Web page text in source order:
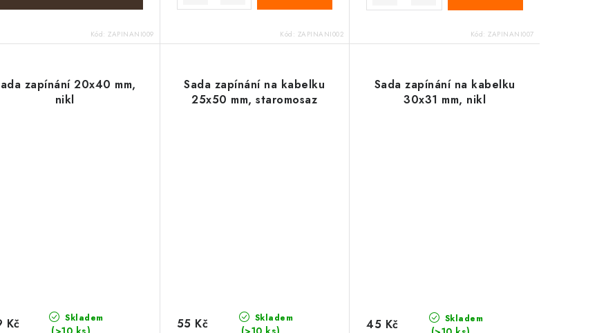
Kód:ZAPINANI009 Kód: ZAPINANI002 Kód:ZAPINANI007
zapínání 20x40 mm,
nikl
Skladem
Kč
Sada zapínání na kabelku
25x50 mm, staromosaz
Skladem
55 Kč
Sada zapínání na kabelku
30x31 mm, nikl
Skladem
45 Kč